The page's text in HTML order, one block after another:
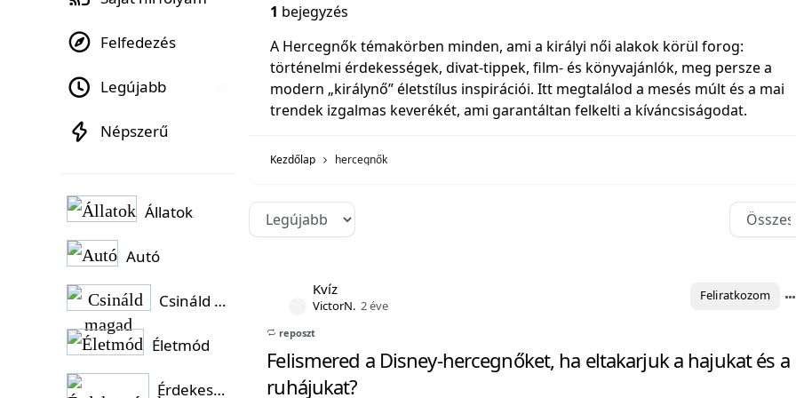
1 bejegyzés
A Hercegnők témakörben minden, ami a királyi női alakok körül forog:
történelmi érdekességek, divat‑tippek, film- és könyvajánlók, meg persze a
modern „királynő” életstílus inspirációi. Itt megtalálod a mesés múlt és a mai
trendek izgalmas keverékét, ami garantáltan felkelti a kíváncsiságodat.
Kezdőlap hercegnők
Kvíz
VictorN. 2 éve
Feliratkozom
Felismered a Disney-hercegnőket, ha eltakarjuk a hajukat és a
ruhájukat?
reposzt
Felfedezés
Legújabb
Népszerű
Állatok
Autó
Csináld magad
Életmód
Érdekességek